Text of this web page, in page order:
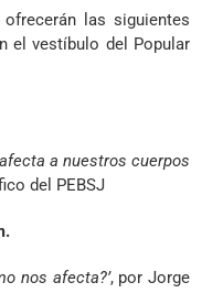
las siguientes
el vestíbulo del Popular
a nuestros cuerpos
del PEBSJ
nos afecta?’, por Jorge